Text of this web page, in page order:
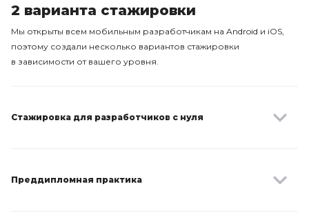
2 варианта стажировки
Мы открыты всем мобильным разработчикам на Android и iOS,
поэтому создали несколько вариантов стажировки
в зависимости от вашего уровня.
Стажировка для разработчиков с нуля
Преддипломная практика